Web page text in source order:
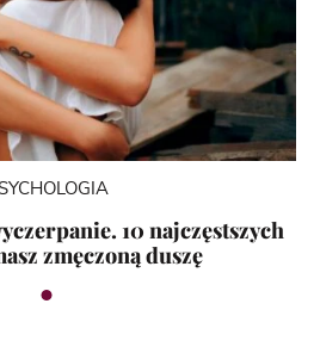
10 najczęstszych
zmęczoną duszę